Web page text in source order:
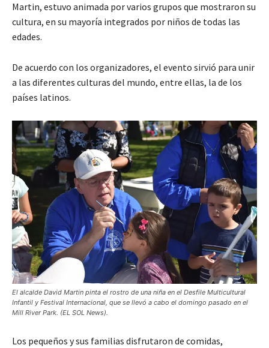
Martin, estuvo animada por varios grupos que mostraron su
cultura, en su mayoría integrados por niños de todas las
edades.
De acuerdo con los organizadores, el evento sirvió para unir
a las diferentes culturas del mundo, entre ellas, la de los
países latinos.
El alcalde David Martin pinta el rostro de una niña en el Desfile Multicultural
Infantil y Festival Internacional, que se llevó a cabo el domingo pasado en el
Mill River Park. (EL SOL News).
Los pequeños y sus familias disfrutaron de comidas,